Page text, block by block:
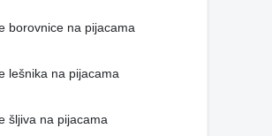
borovnice na pijacama
lešnika na pijacama
šljiva na pijacama